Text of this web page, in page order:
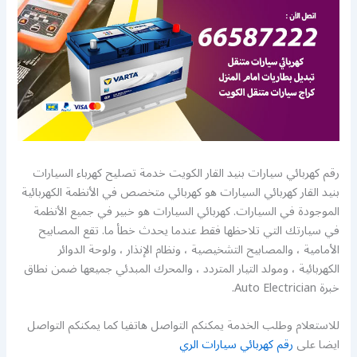
رقم كهربائي سيارات بنيد القار الكويت خدمة تصليح كهرباء السيارات
بنيد القار كهربائي السيارات هو كهربائي متخصص في الأنظمة الكهربائية
الموجودة في السيارات. كهربائي السيارات هو خبير في جميع الأنظمة
في سيارتك التي تلاحظها فقط عندما يحدث خطأ ما. تقع المصابيح
الأمامية ، والمصابيح التشخيصية ، ونظام الإنذار ، ولوحة الدوائر
الكهربائية ، ومولد التيار المتردد ، والمحرك المبدئي جميعها ضمن نطاق
خبرة Auto Electrician.
للاستعلام وطلب الخدمة يمكنكم التواصل هاتفيا كما يمكنكم التواصل
ايضا علىرقم كهربائي سيارات الري